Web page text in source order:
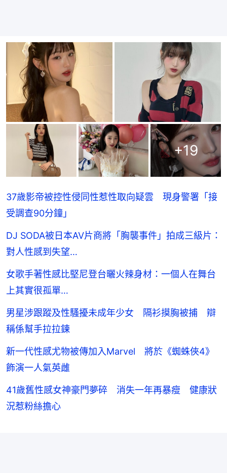
+19
37歲影帝被控性侵同性惹性取向疑雲 現身警署「接
受調查90分鐘」
DJ SODA被日本AV片商將「胸襲事件」拍成三級片：
對人性感到失望…
女歌手著性感比堅尼登台曬火辣身材：一個人在舞台
上其實很孤單…
男星涉跟蹤及性騷擾未成年少女 隔衫摸胸被捕 辯
稱係幫手拉拉鍊
新一代性感尤物被傳加入Marvel 將於《蜘蛛俠4》
飾演一人氣英雌
41歲舊性感女神豪門夢碎 消失一年再暴瘦 健康狀
況惹粉絲擔心